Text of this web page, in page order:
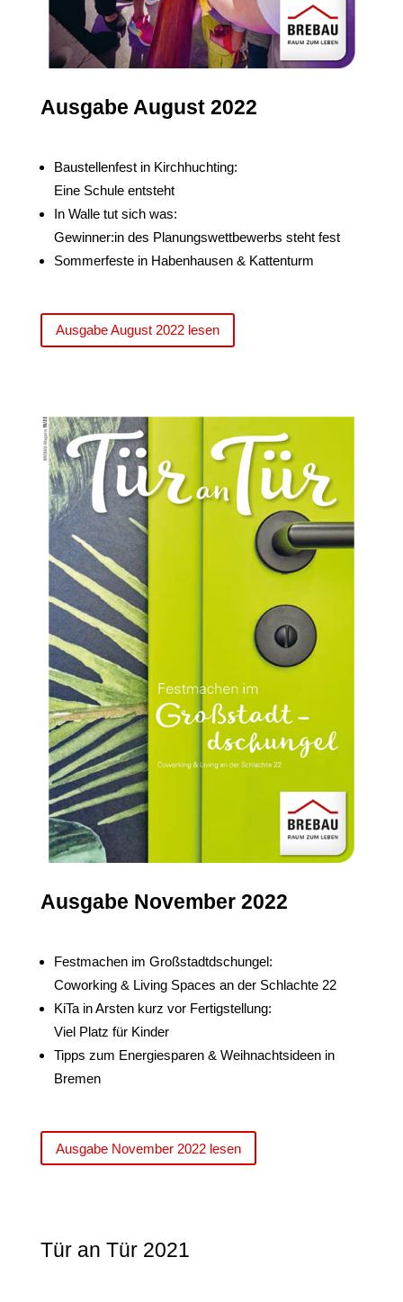
Ausgabe August 2022
Baustellenfest in Kirchhuchting:
Eine Schule entsteht
In Walle tut sich was:
Gewinner:in des Planungswettbewerbs steht fest
Sommerfeste in Habenhausen & Kattenturm
Ausgabe August 2022 lesen
Ausgabe November 2022
Festmachen im Großstadtdschungel:
Coworking & Living Spaces an der Schlachte 22
KiTa in Arsten kurz vor Fertigstellung:
Viel Platz für Kinder
Tipps zum Energiesparen & Weihnachtsideen in
Bremen
Ausgabe November 2022 lesen
Tür an Tür 2021